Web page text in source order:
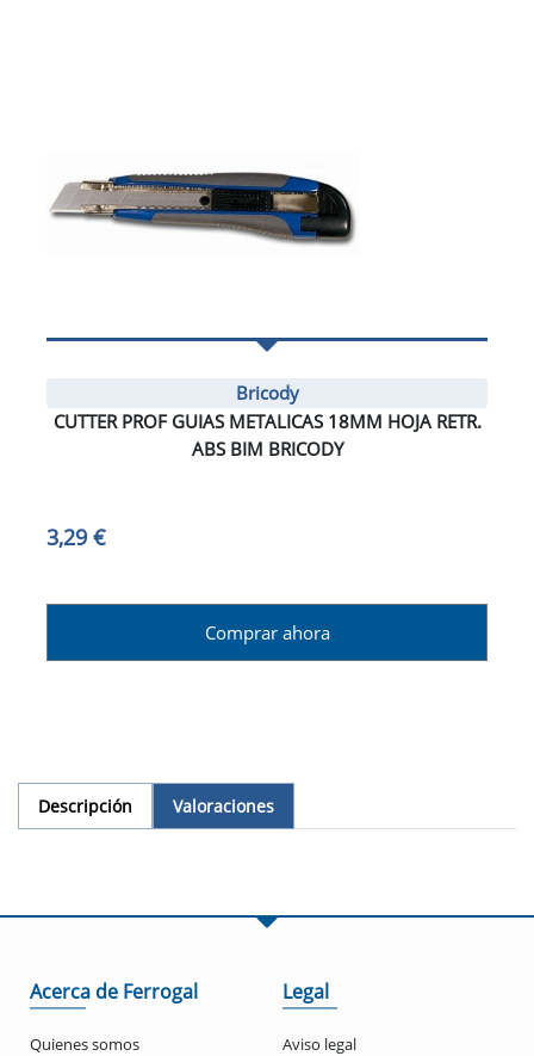
Bricody
CUTTER PROF GUIAS METALICAS 18MM HOJA RETR.
ABS BIM BRICODY
3,29 €
Comprar ahora
Descripción Valoraciones
Acerca de Ferrogal
Quienes somos
Legal
Aviso legal